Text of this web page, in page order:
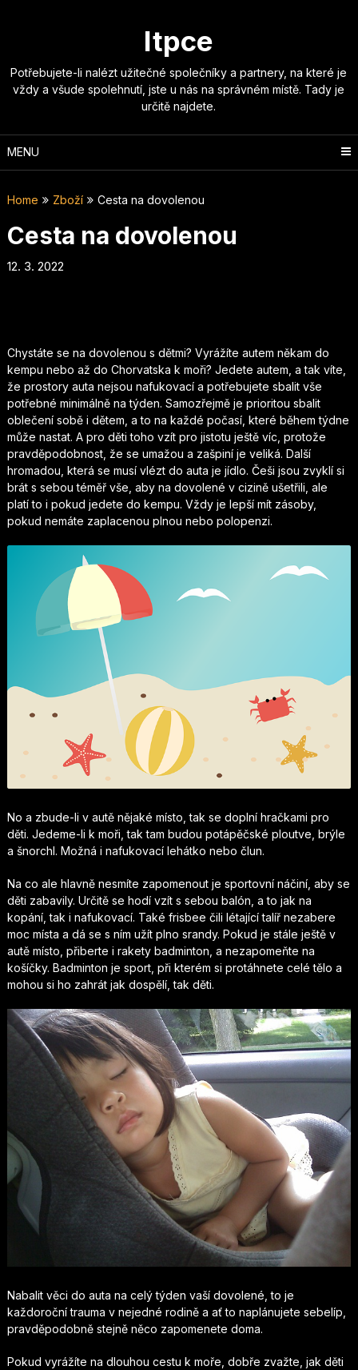
Itpce
Potřebujete-li nalézt užitečné společníky a partnery, na které je
vždy a všude spolehnutí, jste u nás na správném místě. Tady je
určitě najdete.
MENU
Home Zboží Cesta na dovolenou
Cesta na dovolenou
12. 3. 2022
Chystáte se na dovolenou s dětmi? Vyrážíte autem někam do
kempu nebo až do Chorvatska k moři? Jedete autem, a tak víte,
že prostory auta nejsou nafukovací a potřebujete sbalit vše
potřebné minimálně na týden. Samozřejmě je prioritou sbalit
oblečení sobě i dětem, a to na každé počasí, které během týdne
může nastat. A pro děti toho vzít pro jistotu ještě víc, protože
pravděpodobnost, že se umažou a zašpiní je veliká. Další
hromadou, která se musí vlézt do auta je jídlo. Češi jsou zvyklí si
brát s sebou téměř vše, aby na dovolené v cizině ušetřili, ale
platí to i pokud jedete do kempu. Vždy je lepší mít zásoby,
pokud nemáte zaplacenou plnou nebo polopenzi.
No a zbude-li v autě nějaké místo, tak se doplní hračkami pro
děti. Jedeme-li k moři, tak tam budou potápěčské ploutve, brýle
a šnorchl. Možná i nafukovací lehátko nebo člun.
Na co ale hlavně nesmíte zapomenout je sportovní náčiní, aby se
děti zabavily. Určitě se hodí vzít s sebou balón, a to jak na
kopání, tak i nafukovací. Také frisbee čili létající talíř nezabere
moc místa a dá se s ním užít plno srandy. Pokud je stále ještě v
autě místo, přiberte i rakety badminton , a nezapomeňte na
košíčky. Badminton je sport, při kterém si protáhnete celé tělo a
mohou si ho zahrát jak dospělí, tak děti.
Nabalit věci do auta na celý týden vaší dovolené, to je
každoroční trauma v nejedné rodině a ať to naplánujete sebelíp,
pravděpodobně stejně něco zapomenete doma.
Pokud vyrážíte na dlouhou cestu k moře, dobře zvažte, jak děti